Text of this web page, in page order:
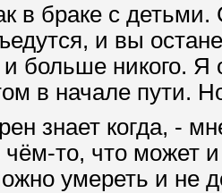
в браке с
и вы
и больше никого.
в начале пути.
знает когда, -
то, что может и
умереть и не